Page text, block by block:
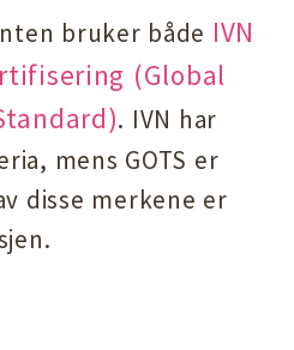
bruker både IVN
(Global
. IVN har
mens GOTS er
disse merkene er